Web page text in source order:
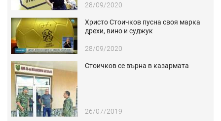
28/09/2020
Христо Стоичков пусна своя марка
дрехи, вино и суджук
28/09/2020
Стоичков се върна в казармата
26/07/2019